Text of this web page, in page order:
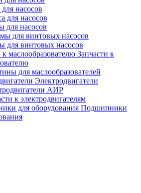
насосов
для насосов
для насосов
для винтовых насосов
для винтовых насосов
Запчасти к
для маслообразователей
Электродвигатели
АИР
к электродвигателям
Подшипники